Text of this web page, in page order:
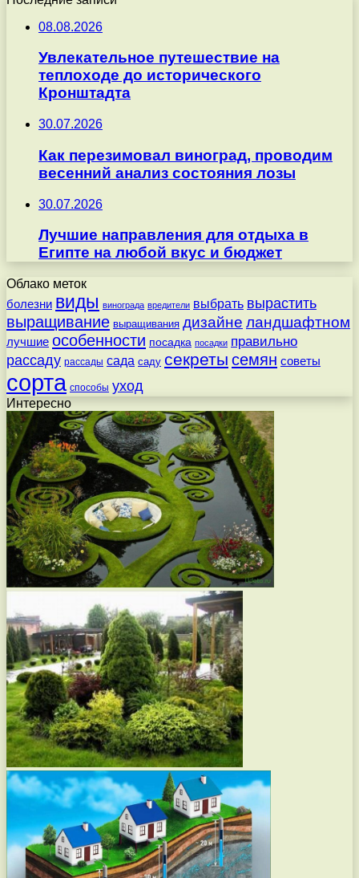
08.08.2026
Увлекательное путешествие на
теплоходе до исторического
Кронштадта
30.07.2026
Как перезимовал виноград, проводим
весенний анализ состояния лозы
30.07.2026
Лучшие направления для отдыха в
Египте на любой вкус и бюджет
Облако меток
болезни виды винограда вредители выбрать вырастить
выращивание выращивания дизайне ландшафтном
лучшие особенности посадка посадки правильно
рассаду рассады сада саду секреты семян советы
сорта способы уход
Интересно